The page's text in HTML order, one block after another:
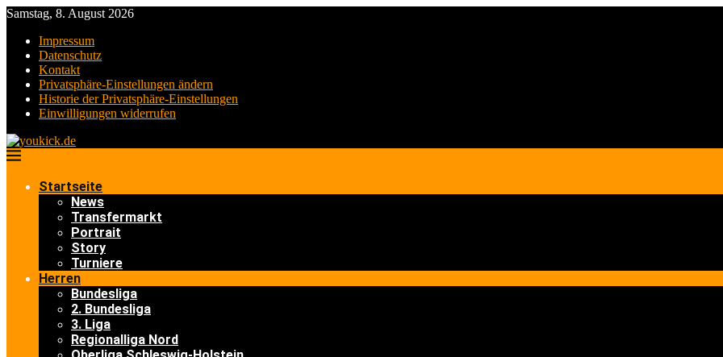
Samstag, 8. August 2026
Impressum
Datenschutz
Kontakt
Privatsphäre-Einstellungen ändern
Historie der Privatsphäre-Einstellungen
Einwilligungen widerrufen
Startseite
News
Transfermarkt
Portrait
Story
Turniere
Herren
Bundesliga
2. Bundesliga
3. Liga
Regionalliga Nord